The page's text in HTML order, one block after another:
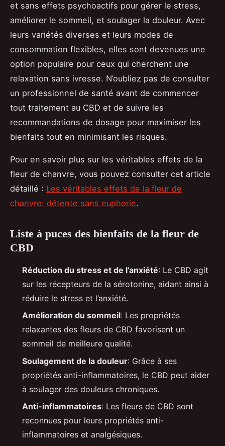
et sans effets psychoactifs pour gérer le stress,
améliorer le sommeil, et soulager la douleur. Avec
leurs variétés diverses et leurs modes de
consommation flexibles, elles sont devenues une
option populaire pour ceux qui cherchent une
relaxation sans ivresse. N’oubliez pas de consulter
un professionnel de santé avant de commencer
tout traitement au CBD et de suivre les
recommandations de dosage pour maximiser les
bienfaits tout en minimisant les risques.
Pour en savoir plus sur les véritables effets de la
fleur de chanvre, vous pouvez consulter cet article
détaillé : Les véritables effets de la fleur de
chanvre: détente sans euphorie.
Liste à puces des bienfaits de la fleur de
CBD
Réduction du stress et de l’anxiété: Le CBD agit
sur les récepteurs de la sérotonine, aidant ainsi à
réduire le stress et l’anxiété.
Amélioration du sommeil: Les propriétés
relaxantes des fleurs de CBD favorisent un
sommeil de meilleure qualité.
Soulagement de la douleur: Grâce à ses
propriétés anti-inflammatoires, le CBD peut aider
à soulager des douleurs chroniques.
Anti-inflammatoires: Les fleurs de CBD sont
reconnues pour leurs propriétés anti-
inflammatoires et analgésiques.